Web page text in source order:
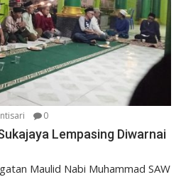
0
Lempasing Diwarnai
Maulid Nabi Muhammad SAW